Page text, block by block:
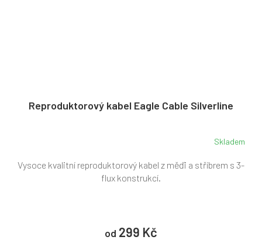
Reproduktorový kabel Eagle Cable Silverline
Skladem
od 299 Kč
Vysoce kvalitní reproduktorový kabel z měďi a stříbrem s 3-
flux konstrukcí.